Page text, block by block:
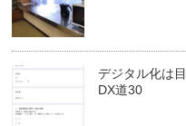
デジタル化は
DX道30